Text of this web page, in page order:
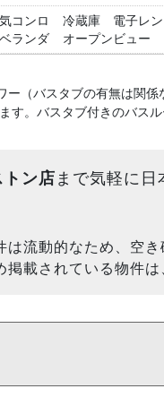
コンロ 冷蔵庫
電子レ
ベランダ オープンビュー
（バスタブの有無は関
す。バスタブ付きのバス
ン店 まで気軽に
は流動的なため、空
掲載されている物件